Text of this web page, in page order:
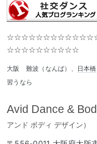
☆☆☆☆☆☆☆☆☆☆
大阪 難波（なんば）、 日本橋
習うなら
Avid Dance &
アンド ボディ デザイン）